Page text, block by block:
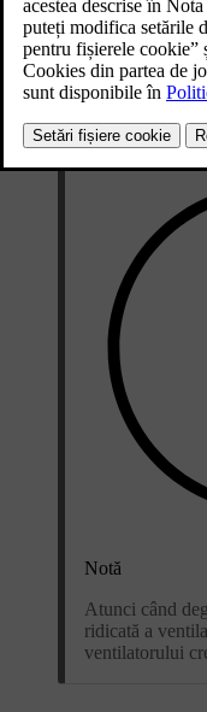
Degivrare max. crește
Se activează
indisponibilă cât timp
din nou, a degivrării
nivelurile anterioare.
Notă
Atunci când
ridicată a
ventilatorului